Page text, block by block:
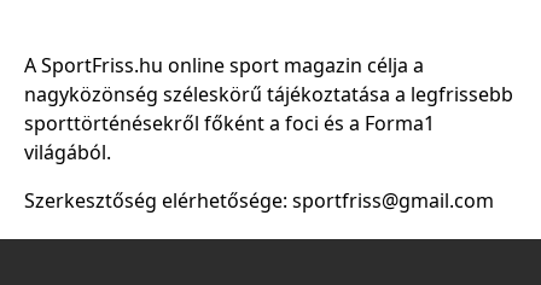
A SportFriss.hu online sport magazin célja a
nagyközönség széleskörű tájékoztatása a legfrissebb
sporttörténésekről főként a foci és a Forma1
világából.
Szerkesztőség elérhetősége: moc.liamg@ssirftrops